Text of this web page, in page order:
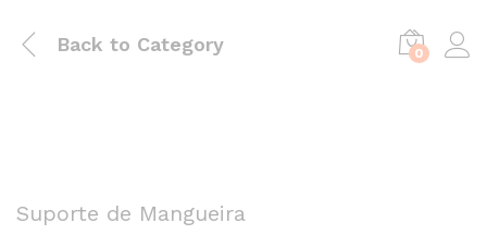
Back to Category 0
Suporte de Mangueira